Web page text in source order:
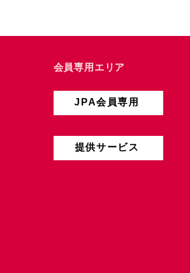
会員専用エリア
JPA会員専用
提供サービス